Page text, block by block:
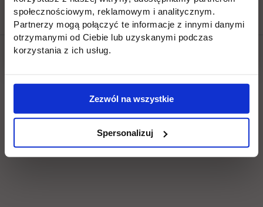
społecznościowym, reklamowym i analitycznym.
Partnerzy mogą połączyć te informacje z innymi danymi
otrzymanymi od Ciebie lub uzyskanymi podczas
korzystania z ich usług.
Zezwól na wszystkie
Spersonalizuj
Zobacz, co u nas słychać
Filter network
All